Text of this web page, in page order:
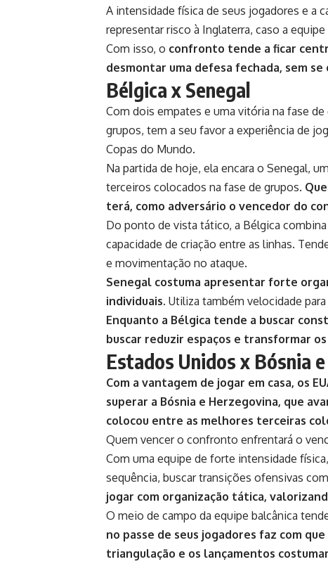
A intensidade física de seus jogadores e a
representar risco à Inglaterra, caso a
Com isso, o confronto tende a ficar
desmontar uma defesa fechada, sem
Bélgica x Senegal
Com dois empates e uma vitória na fase
grupos, tem a seu favor a experiência de
Copas do Mundo.
Na partida de hoje, ela encara o Senegal,
terceiros colocados na fase de grupos.
terá, como adversário o vencedor do
Do ponto de vista tático, a Bélgica
capacidade de criação entre as linhas.
e movimentação no ataque.
Senegal costuma apresentar forte
individuais. Utiliza também velocidade
Enquanto a Bélgica tende a buscar
buscar reduzir espaços e transformar
Estados Unidos x Bósnia
Com a vantagem de jogar em casa, os
superar a Bósnia e Herzegovina, que
colocou entre as melhores terceiras
Quem vencer o confronto enfrentará o
Com uma equipe de forte intensidade
sequência, buscar transições ofensivas
jogar com organização tática,
O meio de campo da equipe balcânica
no passe de seus jogadores faz com
triangulação e os lançamentos